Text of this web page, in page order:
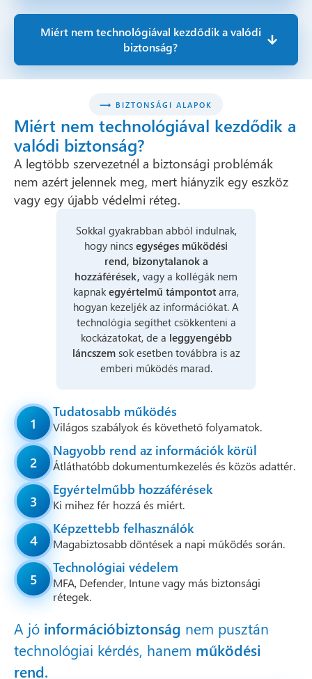
Miért nem technológiával kezdődik a valódi
biztonság?
⟶ BIZTONSÁGI ALAPOK
Miért nem technológiával kezdődik a
valódi biztonság?
A legtöbb szervezetnél a biztonsági problémák
nem azért jelennek meg, mert hiányzik egy eszköz
vagy egy újabb védelmi réteg.
Sokkal gyakrabban abból indulnak,
hogy nincs egységes működési
rend, bizonytalanok a
hozzáférések, vagy a kollégák nem
kapnak egyértelmű támpontot arra,
hogyan kezeljék az információkat. A
technológia segíthet csökkenteni a
kockázatokat, de a leggyengébb
láncszemsok esetben továbbra is az
emberi működés marad.
1
Tudatosabb működés
Világos szabályok és követhető folyamatok.
2
Nagyobb rend az információk körül
Átláthatóbb dokumentumkezelés és közös adattér.
3
Egyértelműbb hozzáférések
Ki mihez fér hozzá és miért.
4
Képzettebb felhasználók
Magabiztosabb döntések a napi működés során.
5
Technológiai védelem
MFA, Defender, Intune vagy más biztonsági
rétegek.
A jó információbiztonság nem pusztán
technológiai kérdés, hanem működési
rend.